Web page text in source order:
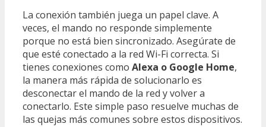
La conexión también juega un papel clave. A
veces, el mando no responde simplemente
porque no está bien sincronizado. Asegúrate de
que esté conectado a la red Wi-Fi correcta. Si
tienes conexiones como Alexa o Google Home,
la manera más rápida de solucionarlo es
desconectar el mando de la red y volver a
conectarlo. Este simple paso resuelve muchas de
las quejas más comunes sobre estos dispositivos.